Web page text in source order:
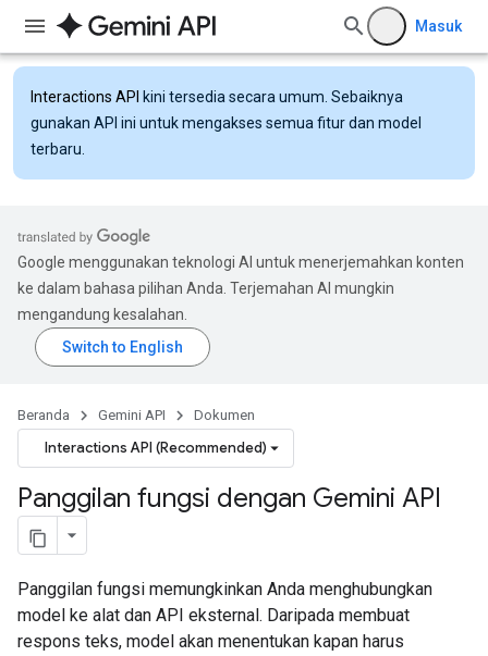
Masuk
Interactions API kini tersedia secara umum. Sebaiknya
gunakan API ini untuk mengakses semua fitur dan model
terbaru.
Google menggunakan teknologi AI untuk menerjemahkan konten
ke dalam bahasa pilihan Anda. Terjemahan AI mungkin
mengandung kesalahan.
Beranda Gemini API Dokumen
Interactions API (Recommended)
Panggilan fungsi dengan Gemini API
Panggilan fungsi memungkinkan Anda menghubungkan
model ke alat dan API eksternal. Daripada membuat
respons teks, model akan menentukan kapan harus